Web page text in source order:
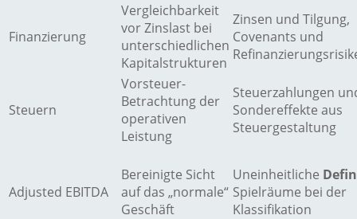
Finanzierung
Vergleichbarkeit
vor Zinslast bei
unterschiedlichen
Kapitalstrukturen
Zinsen und Tilgung,
Covenants und
Steuern
Vorsteuer-
Betrachtung der
operativen
Leistung
Steuerzahlungen
Sondereffekte aus
Steuergestaltung
Adjusted EBITDA
Bereinigte Sicht
auf das „normale“
Geschäft
Uneinheitliche
Spielräume bei der
Klassifikation